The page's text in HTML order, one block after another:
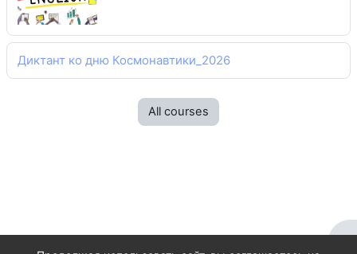
Диктант ко дню Космонавтики_2026
All courses